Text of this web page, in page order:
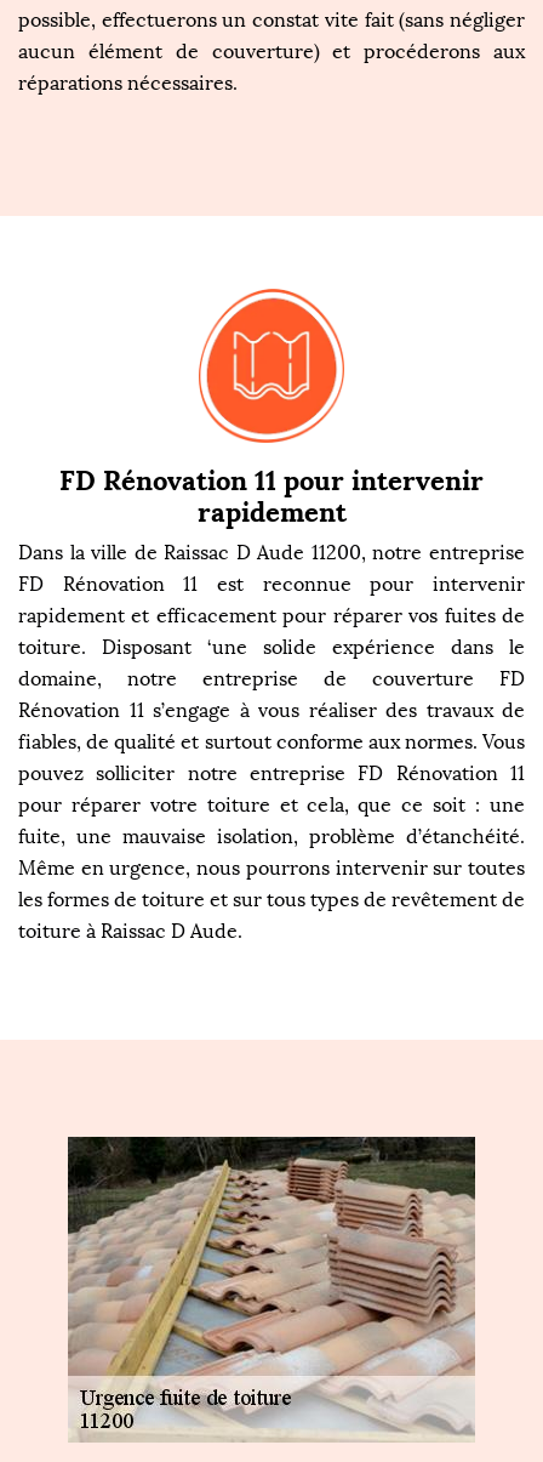
possible, effectuerons un constat vite fait (sans négliger
aucun élément de couverture) et procéderons aux
réparations nécessaires.
FD Rénovation 11 pour intervenir
rapidement
Dans la ville de Raissac D Aude 11200, notre entreprise
FD Rénovation 11 est reconnue pour intervenir
rapidement et efficacement pour réparer vos fuites de
toiture. Disposant ‘une solide expérience dans le
domaine, notre entreprise de couverture FD
Rénovation 11 s’engage à vous réaliser des travaux de
fiables, de qualité et surtout conforme aux normes. Vous
pouvez solliciter notre entreprise FD Rénovation 11
pour réparer votre toiture et cela, que ce soit : une
fuite, une mauvaise isolation, problème d’étanchéité.
Même en urgence, nous pourrons intervenir sur toutes
les formes de toiture et sur tous types de revêtement de
toiture à Raissac D Aude.